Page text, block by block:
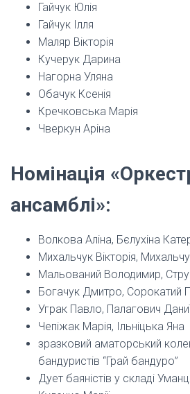
Гайчук Юлія
Гайчук Ілля
Маляр Вікторія
Кучерук Дарина
Нагорна Уляна
Обачук Ксенія
Кречковська Марія
Чверкун Аріна
Номінація
ансамблі»:
Волкова Аліна, Бєлухіна
Михальчук Вікторія,
Мальований Володимир,
Богачук Дмитро, Сорокатий
Уграк Павло, Палагович
Чепіжак Марія, Ільніцька Яна
зразковий аматорський
бандуристів “Грай бандуро”
Дует баяністів у складі